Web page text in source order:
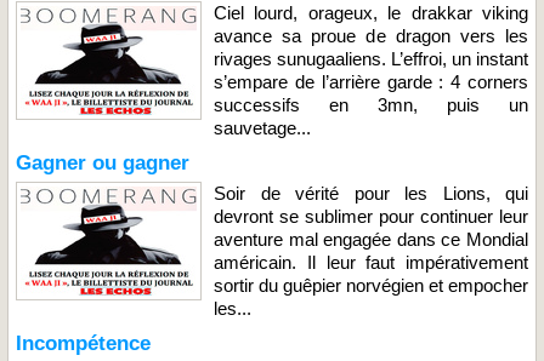
Ciel lourd, orageux, le drakkar viking
avance sa proue de dragon vers les
rivages sunugaaliens. L’effroi, un instant
s’empare de l’arrière garde : 4 corners
successifs en 3mn, puis un
sauvetage...
Gagner ou gagner
Soir de vérité pour les Lions, qui
devront se sublimer pour continuer leur
aventure mal engagée dans ce Mondial
américain. Il leur faut impérativement
sortir du guêpier norvégien et empocher
les...
Incompétence